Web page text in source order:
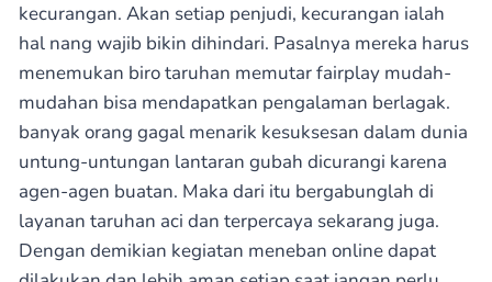
kecurangan. Akan setiap penjudi, kecurangan ialah
hal nang wajib bikin dihindari. Pasalnya mereka harus
menemukan biro taruhan memutar fairplay mudah-
mudahan bisa mendapatkan pengalaman berlagak.
banyak orang gagal menarik kesuksesan dalam dunia
untung-untungan lantaran gubah dicurangi karena
agen-agen buatan. Maka dari itu bergabunglah di
layanan taruhan aci dan terpercaya sekarang juga.
Dengan demikian kegiatan meneban online dapat